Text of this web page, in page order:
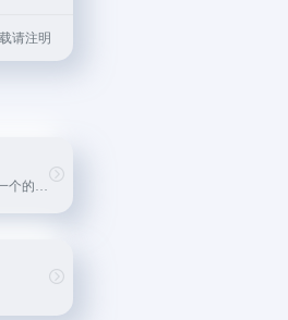
请注明
一款集合31款图床唯一个的多图床工具。支持用户自定义图片水印、自定义，Github 等第三方私人储存，上传支持文字水印等功能。